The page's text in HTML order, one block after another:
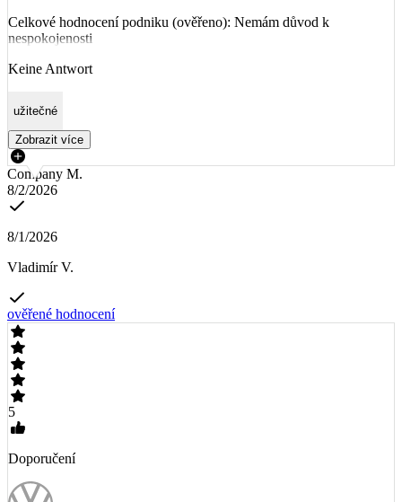
Celkové hodnocení podniku (ověřeno): Nemám důvod k
nespokojenosti
Keine Antwort
užitečné
Zobrazit více
Company M.
8/2/2026
8/1/2026
Vladimír V.
ověřené hodnocení
5
Doporučení